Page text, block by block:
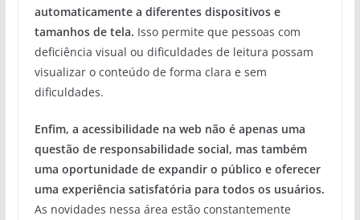
automaticamente a diferentes dispositivos e
tamanhos de tela. Isso permite que pessoas com
deficiência visual ou dificuldades de leitura possam
visualizar o conteúdo de forma clara e sem
dificuldades.
Enfim, a acessibilidade na web não é apenas uma
questão de responsabilidade social, mas também
uma oportunidade de expandir o público e oferecer
uma experiência satisfatória para todos os usuários.
As novidades nessa área estão constantemente